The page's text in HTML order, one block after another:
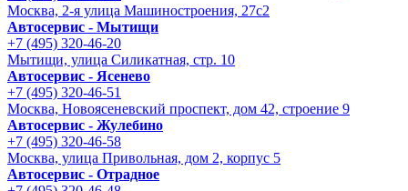
Москва, 2-я улица Машиностроения, 27с2
Автосервис - Мытищи
+7 (495) 320-46-20
Мытищи, улица Силикатная, стр. 10
Автосервис - Ясенево
+7 (495) 320-46-51
Москва, Новоясеневский проспект, дом 42, строение 9
Автосервис - Жулебино
+7 (495) 320-46-58
Москва, улица Привольная, дом 2, корпус 5
Автосервис - Отрадное